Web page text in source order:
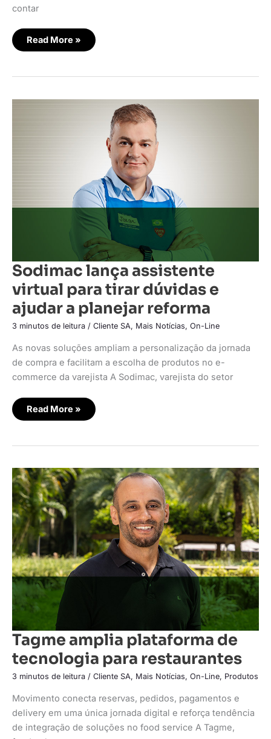
contar
Read More »
Sodimac lança assistente
virtual para tirar dúvidas e
ajudar a planejar reforma
3 minutos de leitura / Cliente SA, Mais Notícias, On-Line
As novas soluções ampliam a personalização da jornada
de compra e facilitam a escolha de produtos no e-
commerce da varejista A Sodimac, varejista do setor
Sodimac
Read More »
Tagme amplia plataforma de
tecnologia para restaurantes
3 minutos de leitura / Cliente SA, Mais Notícias, On-Line, Produtos
Movimento conecta reservas, pedidos, pagamentos e
delivery em uma única jornada digital e reforça tendência
de integração de soluções no food service A Tagme,
Tagme
amplia
plataforma
de
tecnologia
para
restaurantes